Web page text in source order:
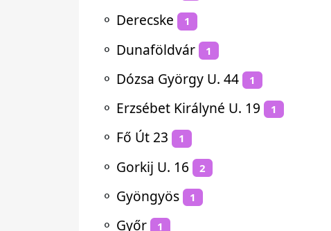
⚬ Derecske 1
⚬ Dunaföldvár 1
⚬ Dózsa György U. 44 1
⚬ Erzsébet Királyné U. 19 1
⚬ Fő Út 23 1
⚬ Gorkij U. 16 2
⚬ Gyöngyös 1
⚬ Győr 1